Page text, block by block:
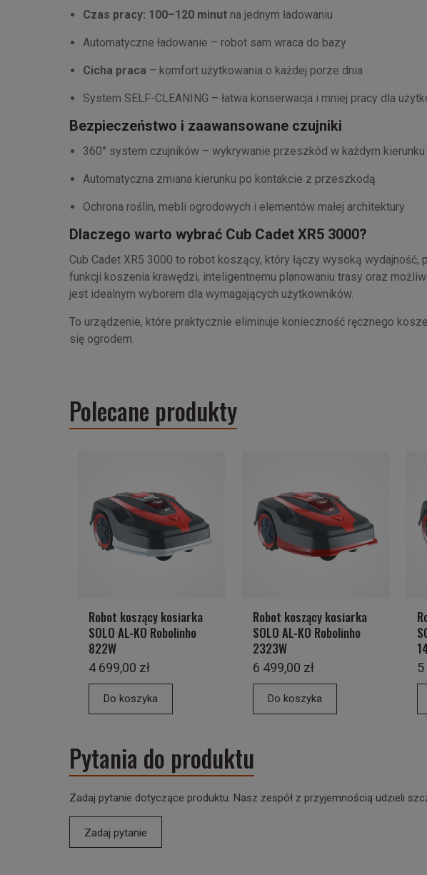
Czas pracy: 100–120 minut na jednym ładowaniu
Automatyczne ładowanie – robot sam wraca do bazy
Cicha praca – komfort użytkowania o każdej porze dnia
System SELF-CLEANING – łatwa konserwacja i mniej pracy dla
Bezpieczeństwo i zaawansowane czujniki
360° system czujników – wykrywanie przeszkód w każdym kierunku
Automatyczna zmiana kierunku po kontakcie z przeszkodą
Ochrona roślin, mebli ogrodowych i elementów małej architektury
Dlaczego warto wybrać Cub Cadet XR5 3000?
Cub Cadet XR5 3000 to robot koszący, który łączy wysoką wydajność,
funkcji koszenia krawędzi, inteligentnemu planowaniu trasy oraz
jest idealnym wyborem dla wymagających użytkowników.
To urządzenie, które praktycznie eliminuje konieczność ręcznego
się ogrodem.
Polecane produkty
Robot koszący kosiarka
SOLO AL-KO Robolinho
822W
4 699,00 zł
Do koszyka
Robot koszący kosiarka
SOLO AL-KO Robolinho
2323W
6 499,00 zł
Do koszyka
5
Pytania do produktu
Zadaj pytanie dotyczące produktu. Nasz zespół z przyjemnością udzieli
Zadaj pytanie